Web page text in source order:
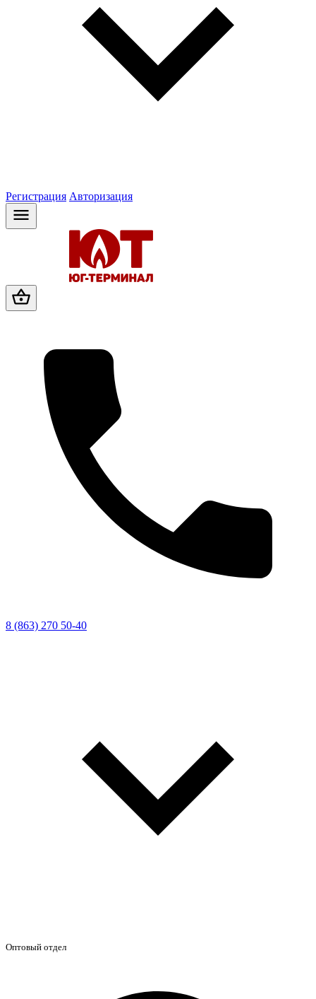
Регистрация Авторизация
8 (863) 270 50-40
Оптовый отдел